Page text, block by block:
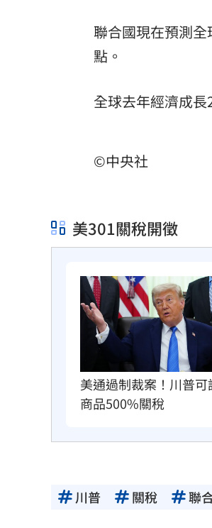
聯合國現在預測
點。
全球去年經濟成長
©中央社
美301關稅開徵
美通過制裁案！川普可
商品500%關稅
川普 關稅 聯